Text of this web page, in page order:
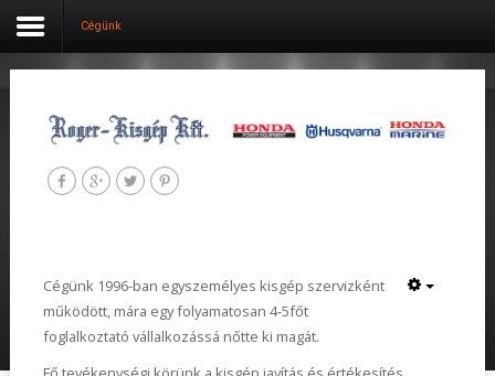
Belépés
Aktuális
Termék kategóriák
Szolgáltatások
Cégünk
Cégünk 1996-ban egyszemélyes kisgép szervizként
működött, mára egy folyamatosan 4-5főt
foglalkoztató vállalkozássá nőtte ki magát.